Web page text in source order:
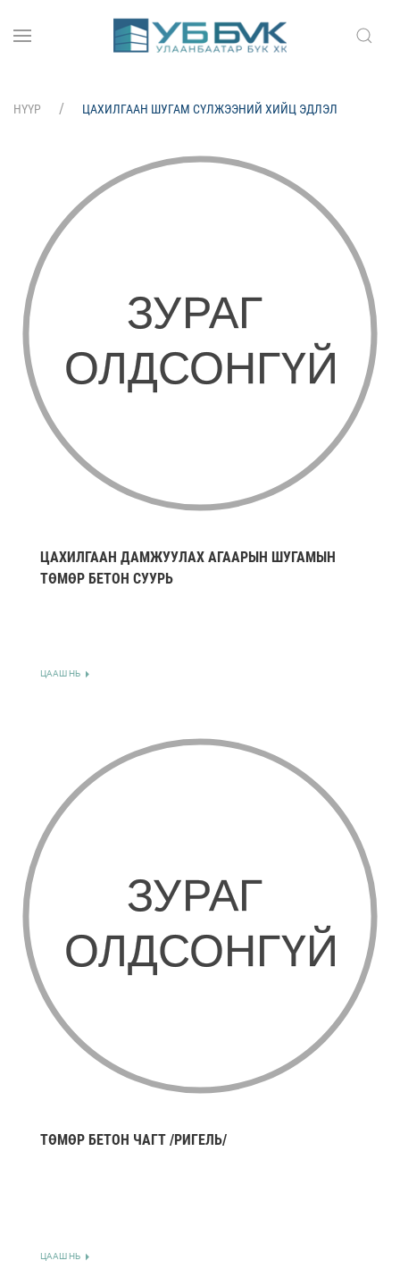
НҮҮР ЦАХИЛГААН ШУГАМ СҮЛЖЭЭНИЙ ХИЙЦ ЭДЛЭЛ
ЦАХИЛГААН ДАМЖУУЛАХ АГААРЫН ШУГАМЫН
ТӨМӨР БЕТОН СУУРЬ
ЦААШ НЬ
ТӨМӨР БЕТОН ЧАГТ /РИГЕЛЬ/
ЦААШ НЬ